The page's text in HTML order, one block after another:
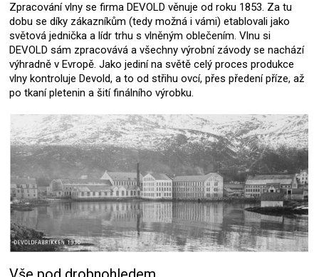
Zpracování vlny se firma DEVOLD věnuje od roku 1853. Za tu
dobu se díky zákazníkům (tedy možná i vámi) etablovali jako
světová jednička a lídr trhu s vlněným oblečením. Vlnu si
DEVOLD sám zpracovává a všechny výrobní závody se nachází
výhradně v Evropě. Jako jediní na světě celý proces produkce
vlny kontroluje Devold, a to od střihu ovcí, přes předení příze, až
po tkaní pletenin a šití finálního výrobku.